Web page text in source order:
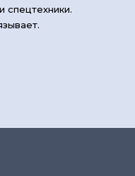
спецтехники.